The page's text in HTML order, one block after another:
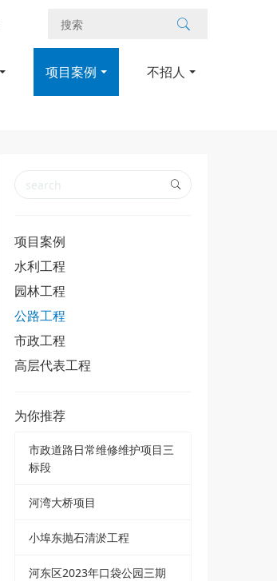
项目案例 不招人
项目案例
水利工程
园林工程
公路工程
市政工程
高层代表工程
为你推荐
市政道路日常维修维护项目三
标段
河湾大桥项目
小埠东抛石清淤工程
河东区2023年口袋公园三期